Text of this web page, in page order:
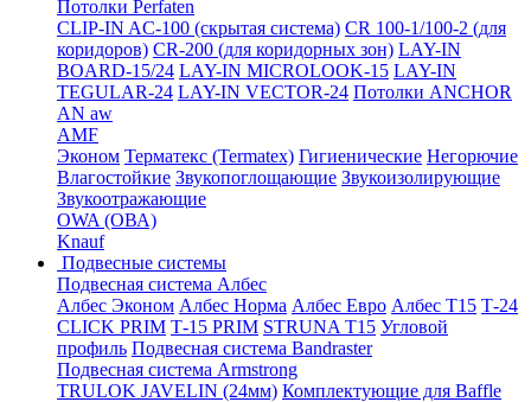
Потолки Perfaten
CLIP-IN AC-100 (скрытая система) CR 100-1/100-2 (для
коридоров) CR-200 (для коридорных зон) LAY-IN
BOARD-15/24 LAY-IN MICROLOOK-15 LAY-IN
TEGULAR-24 LAY-IN VECTOR-24 Потолки ANCHOR
AN aw
AMF
Эконом Терматекс (Termatex) Гигиенические Негорючие
Влагостойкие Звукопоглощающие Звукоизолирующие
Звукоотражающие
OWA (ОВА)
Knauf
Подвесные системы
Подвесная система Албес
Албес Эконом Албес Норма Албес Евро Албес T15 Т-24
CLICK PRIM Т-15 PRIM STRUNA Т15 Угловой
профиль Подвесная система Bandraster
Подвесная система Armstrong
TRULOK JAVELIN (24мм) Комплектующие для Baffle